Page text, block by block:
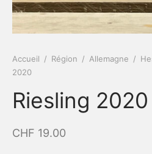
Accueil / Région / Allemagne /
2020
Riesling 2020
CHF 19.00